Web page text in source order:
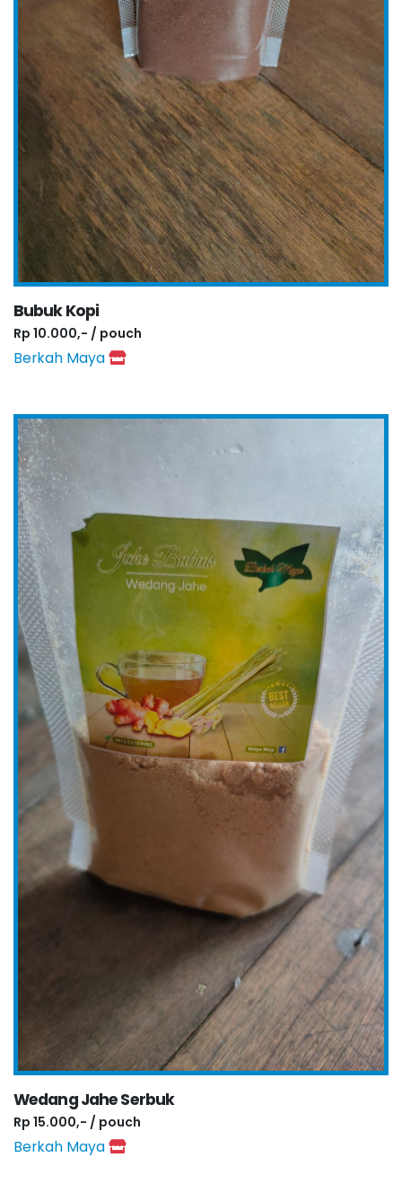
Bubuk Kopi
Rp 10.000,- / pouch
Berkah Maya
Wedang Jahe Serbuk
Rp 15.000,- / pouch
Berkah Maya